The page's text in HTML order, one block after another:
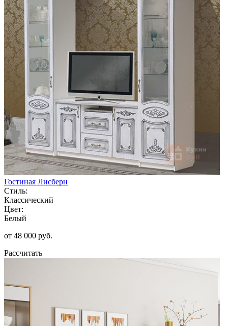
Гостиная Лисберн
Стиль:
Классический
Цвет:
Белый
от 48 000 руб.
Рассчитать